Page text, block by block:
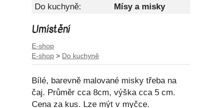
Do kuchyně: Mísy a misky
Umístění
E-shop
E-shop > Do kuchyně
Bílé, barevně malované misky třeba na
čaj. Průměr cca 8cm, výška cca 5 cm.
Cena za kus. Lze mýt v myčce.